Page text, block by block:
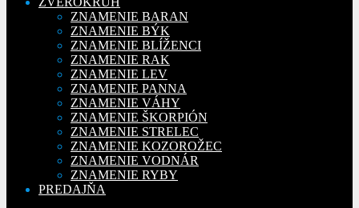
ZNAMENIE BARAN
ZNAMENIE BÝK
ZNAMENIE BLÍŽENCI
ZNAMENIE RAK
ZNAMENIE LEV
ZNAMENIE PANNA
ZNAMENIE VÁHY
ZNAMENIE ŠKORPIÓN
ZNAMENIE STRELEC
ZNAMENIE KOZOROŽEC
ZNAMENIE VODNÁR
ZNAMENIE RYBY
PREDAJŇA